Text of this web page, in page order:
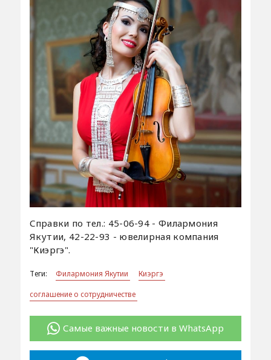
Справки по тел.: 45-06-94 - Филармония
Якутии, 42-22-93 - ювелирная компания
"Киэргэ".
Теги: Филармония Якутии
Киэргэ
соглашение о сотрудничестве
Самые важные новости в WhatsApp